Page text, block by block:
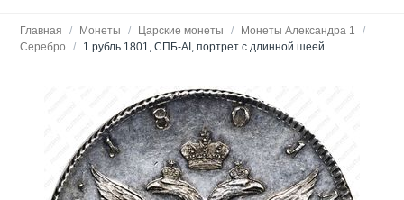
Главная / Монеты / Царские монеты / Монеты Александра 1
/
Серебро
/ 1 рубль 1801, СПБ-AI, портрет с длинной шеей